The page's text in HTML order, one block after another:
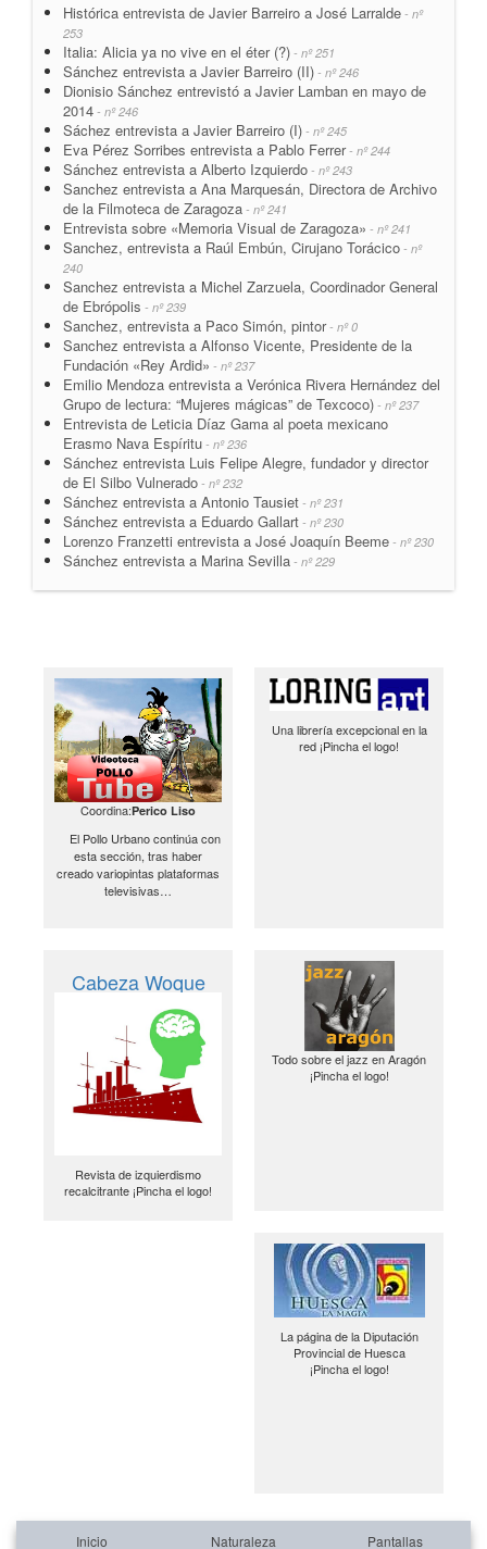
Histórica entrevista de Javier Barreiro a José Larralde - nº
253
Italia: Alicia ya no vive en el éter (?) - nº 251
Sánchez entrevista a Javier Barreiro (II) - nº 246
Dionisio Sánchez entrevistó a Javier Lamban en mayo de
2014 - nº 246
Sáchez entrevista a Javier Barreiro (I) - nº 245
Eva Pérez Sorribes entrevista a Pablo Ferrer- nº 244
Sánchez entrevista a Alberto Izquierdo - nº 243
Sanchez entrevista a Ana Marquesán, Directora de Archivo
de la Filmoteca de Zaragoza - nº 241
Entrevista sobre «Memoria Visual de Zaragoza» - nº 241
Sanchez, entrevista a Raúl Embún, Cirujano Torácico - nº
240
Sanchez entrevista a Michel Zarzuela, Coordinador General
de Ebrópolis - nº 239
Sanchez, entrevista a Paco Simón, pintor- nº 0
Sanchez entrevista a Alfonso Vicente, Presidente de la
Fundación «Rey Ardid» - nº 237
Emilio Mendoza entrevista a Verónica Rivera Hernández del
Grupo de lectura: “Mujeres mágicas” de Texcoco) - nº 237
Entrevista de Leticia Díaz Gama al poeta mexicano
Erasmo Nava Espíritu - nº 236
Sánchez entrevista Luis Felipe Alegre, fundador y director
de El Silbo Vulnerado - nº 232
Sánchez entrevista a Antonio Tausiet - nº 231
Sánchez entrevista a Eduardo Gallart - nº 230
Lorenzo Franzetti entrevista a José Joaquín Beeme - nº 230
Sánchez entrevista a Marina Sevilla - nº 229
Coordina:Perico Liso
El Pollo Urbano continúa con
esta sección, tras haber
creado variopintas plataformas
televisivas…
Una librería excepcional en la
red ¡Pincha el logo!
Cabeza Woque
Revista de izquierdismo
recalcitrante ¡Pincha el logo!
Todo sobre el jazz en Aragón
¡Pincha el logo!
La página de la Diputación
Provincial de Huesca
¡Pincha el logo!
Inicio Naturaleza Pantallas